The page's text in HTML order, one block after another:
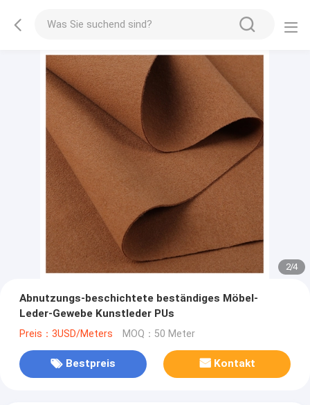
2/4
Abnutzungs-beschichtete beständiges Möbel-
Leder-Gewebe Kunstleder PUs
Preis：3USD/Meters MOQ：50 Meter
Bestpreis Kontakt